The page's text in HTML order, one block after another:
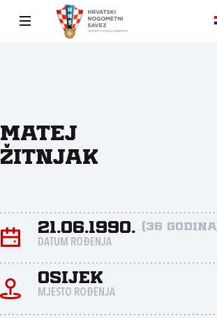
Matej
Žitnjak
21.06.1990. (36 godina)
DATUM ROĐENJA
Osijek
MJESTO ROĐENJA